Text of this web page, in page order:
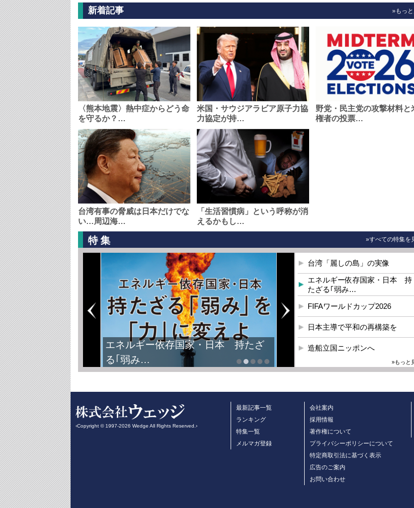
新着記事 »もっ
〈熊本地震〉熱中症からどう命
を守るか？…
米国・サウジアラビア原子力協
力協定が持…
野党・民主党の攻撃材料と
権者の投票…
台湾有事の脅威は日本だけでな
い…周辺海…
「生活習慣病」という呼称が消
えるかもし…
特集 »すべての特集を
エネルギー依存国家・日本 持たざ
る｢弱み…
台湾「麗しの島」の実像
エネルギー依存国家・日本 持
たざる｢弱み…
FIFAワールドカップ2026
日本主導で平和の再構築を
造船立国ニッポンへ
»もっと
‹Copyright © 1997-2026 Wedge All Rights Reserved.›
最新記事一覧
ランキング
特集一覧
メルマガ登録
会社案内
採用情報
著作権について
プライバシーポリシーについて
特定商取引法に基づく表示
広告のご案内
お問い合わせ